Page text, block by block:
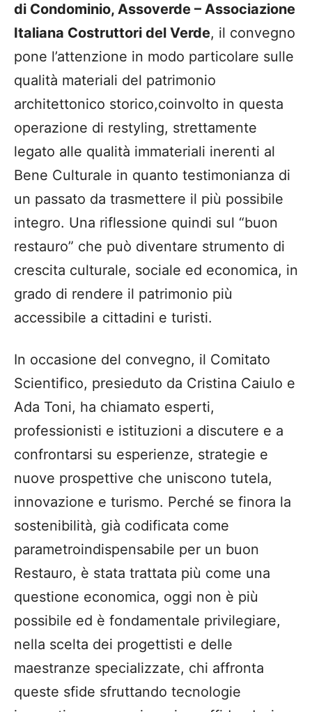
di Condominio, Assoverde – Associazione
Italiana Costruttori del Verde, il convegno
pone l’attenzione in modo particolare sulle
qualità materiali del patrimonio
architettonico storico,coinvolto in questa
operazione di restyling, strettamente
legato alle qualità immateriali inerenti al
Bene Culturale in quanto testimonianza di
un passato da trasmettere il più possibile
integro. Una riflessione quindi sul “buon
restauro” che può diventare strumento di
crescita culturale, sociale ed economica, in
grado di rendere il patrimonio più
accessibile a cittadini e turisti.
In occasione del convegno, il Comitato
Scientifico, presieduto da Cristina Caiulo e
Ada Toni, ha chiamato esperti,
professionisti e istituzioni a discutere e a
confrontarsi su esperienze, strategie e
nuove prospettive che uniscono tutela,
innovazione e turismo. Perché se finora la
sostenibilità, già codificata come
parametroindispensabile per un buon
Restauro, è stata trattata più come una
questione economica, oggi non è più
possibile ed è fondamentale privilegiare,
nella scelta dei progettisti e delle
maestranze specializzate, chi affronta
queste sfide sfruttando tecnologie